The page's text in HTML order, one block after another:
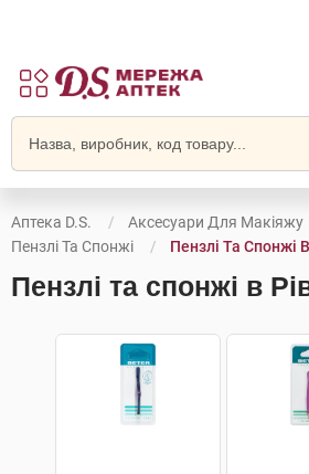
Аптека D.S.
Аксесуари Для Макіяжу
Пензлі Та Спонжі
Пензлі Та Спонжі
Пензлі та спонжі в